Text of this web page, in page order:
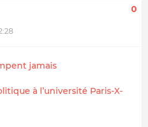
0
jamais
à l’université Paris-X-